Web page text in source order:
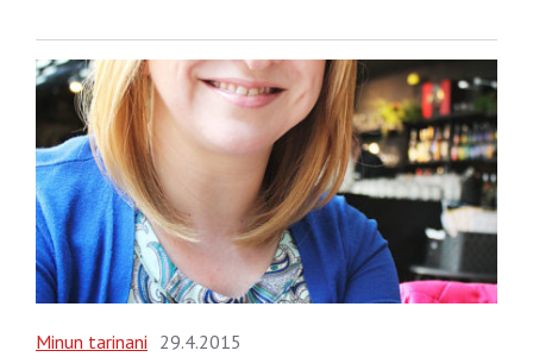
Minun tarinani 29.4.2015